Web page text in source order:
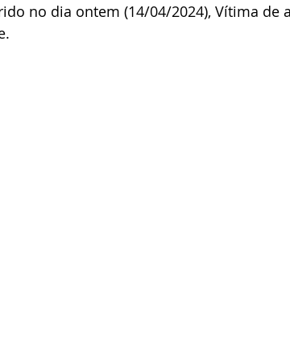
no dia ontem (14/04/2024), Vítima de